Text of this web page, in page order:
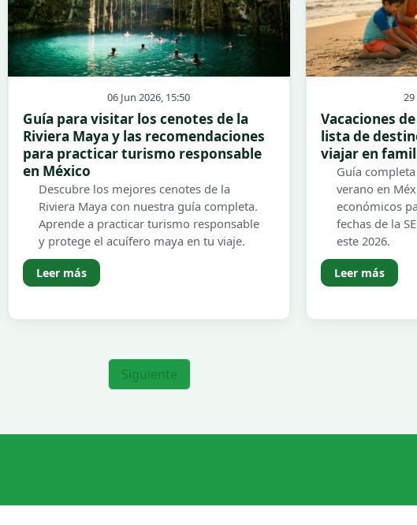
06 Jun 2026, 15:50
Guía para visitar los cenotes de la
Riviera Maya y las recomendaciones
para practicar turismo responsable
en México
Descubre los mejores cenotes de la
Riviera Maya con nuestra guía completa.
Aprende a practicar turismo responsable
y protege el acuífero maya en tu viaje.
Leer más
29
Vacaciones
lista de
viajar en
Guía
verano en
económicos
fechas de la
este 2026.
Leer más
Siguiente